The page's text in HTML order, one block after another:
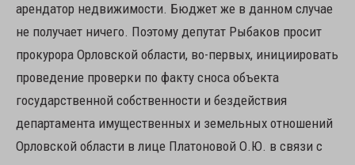
арендатор недвижимости. Бюджет же в данном случае
не получает ничего. Поэтому депутат Рыбаков просит
прокурора Орловской области, во-первых, инициировать
проведение проверки по факту сноса объекта
государственной собственности и бездействия
департамента имущественных и земельных отношений
Орловской области в лице Платоновой О.Ю. в связи с